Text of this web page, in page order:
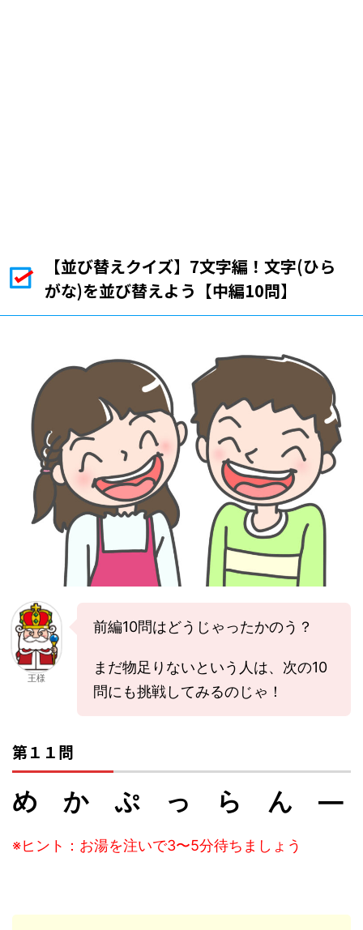
【並び替えクイズ】7文字編！文字(ひら
がな)を並び替えよう【中編10問】
王様
前編10問はどうじゃったかのう？
まだ物足りないという人は、次の10
問にも挑戦してみるのじゃ！
第１１問
め か ぷ っ ら ん ―
※ヒント：お湯を注いで3〜5分待ちましょう